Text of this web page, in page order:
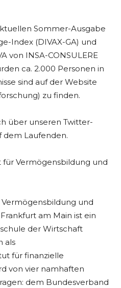
Sommer-Ausgabe
Index (DIVAX-GA) und
von INSA-CONSULERE
ca. 2.000 Personen in
sind auf der Website
zu finden.
über unseren Twitter-
dem Laufenden.
für Vermögensbildung und
und
am Main ist ein
der Wirtschaft
als
für finanzielle
von vier namhaften
dem Bundesverband